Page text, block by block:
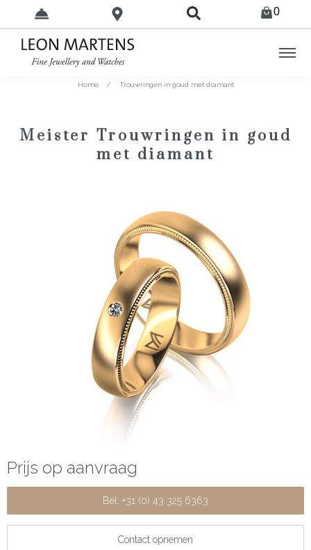
0
Home / Trouwringen in goud met diamant
Meister Trouwringen in goud
met diamant
Prijs op aanvraag
Bel: +31 (0) 43 325 6363
Contact opnemen